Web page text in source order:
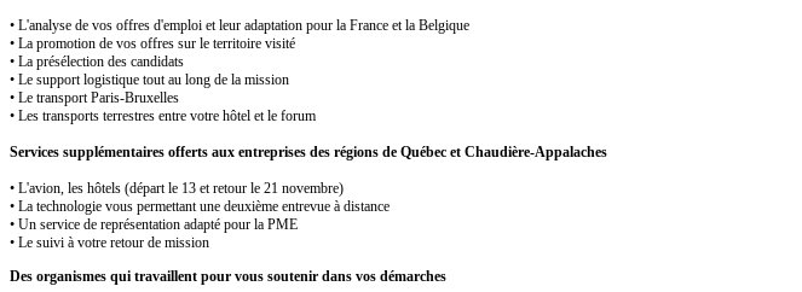
• L'analyse de vos offres d'emploi et leur adaptation pour la France et la Belgique
• La promotion de vos offres sur le territoire visité
• La présélection des candidats
• Le support logistique tout au long de la mission
• Le transport Paris-Bruxelles
• Les transports terrestres entre votre hôtel et le forum
Services supplémentaires offerts aux entreprises des régions de Québec et Chaudière-Appalaches
• L'avion, les hôtels (départ le 13 et retour le 21 novembre)
• La technologie vous permettant une deuxième entrevue à distance
• Un service de représentation adapté pour la PME
• Le suivi à votre retour de mission
Des organismes qui travaillent pour vous soutenir dans vos démarches